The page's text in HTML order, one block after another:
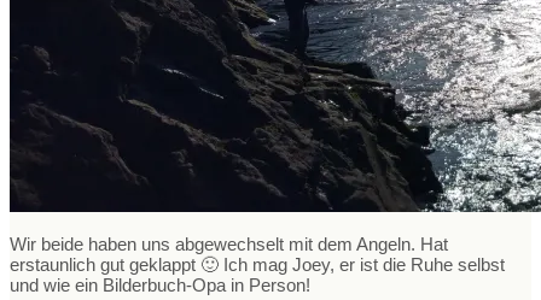
Wir beide haben uns abgewechselt mit dem Angeln. Hat
erstaunlich gut geklappt 🙂 Ich mag Joey, er ist die Ruhe selbst
und wie ein Bilderbuch-Opa in Person!